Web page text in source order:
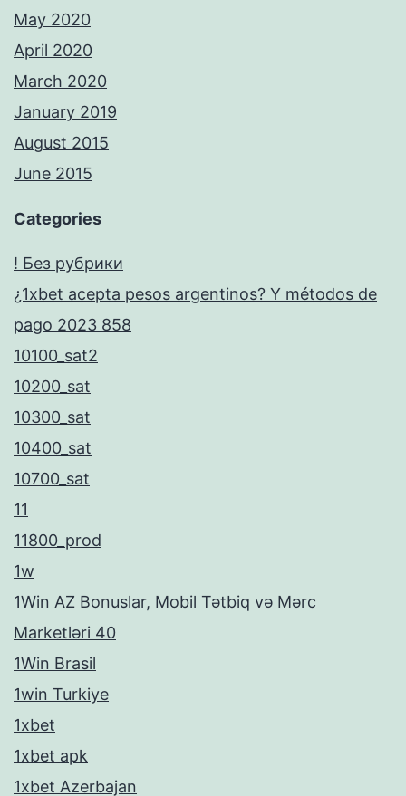
May 2020
April 2020
March 2020
January 2019
August 2015
June 2015
Categories
! Без рубрики
¿1xbet acepta pesos argentinos? Y métodos de
pago 2023 858
10100_sat2
10200_sat
10300_sat
10400_sat
10700_sat
11
11800_prod
1w
1Win AZ Bonuslar, Mobil Tətbiq və Mərc
Marketləri 40
1Win Brasil
1win Turkiye
1xbet
1xbet apk
1xbet Azerbajan